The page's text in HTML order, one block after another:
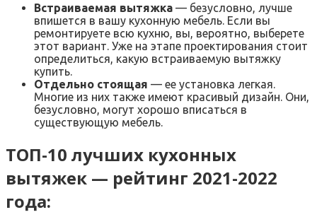
Встраиваемая вытяжка — безусловно, лучше
впишется в вашу кухонную мебель. Если вы
ремонтируете всю кухню, вы, вероятно, выберете
этот вариант. Уже на этапе проектирования стоит
определиться, какую встраиваемую вытяжку
купить.
Отдельно стоящая — ее установка легкая.
Многие из них также имеют красивый дизайн. Они,
безусловно, могут хорошо вписаться в
существующую мебель.
ТОП-10 лучших кухонных
вытяжек — рейтинг 2021-2022
года: